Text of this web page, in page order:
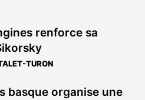
renforce sa
TURON
basque organise une